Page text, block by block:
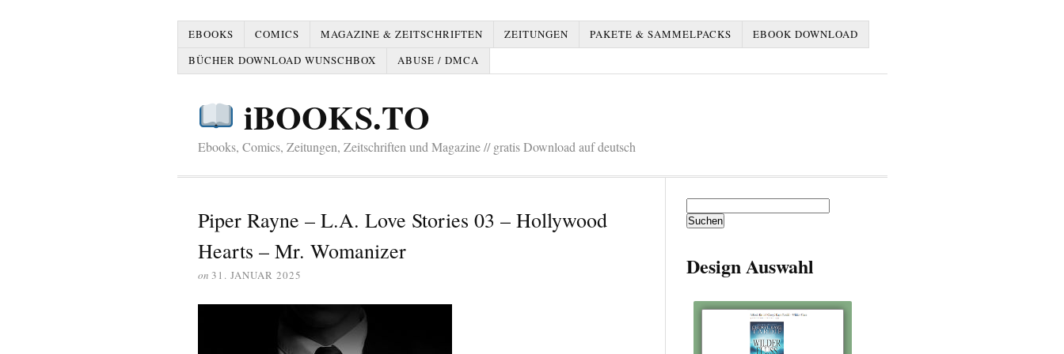
EBOOKS COMICS MAGAZINE & ZEITSCHRIFTEN ZEITUNGEN PAKETE & SAMMELPACKS
EBOOK DOWNLOAD
BÜCHER DOWNLOAD WUNSCHBOX
ABUSE / DMCA
iBOOKS.TO
Ebooks, Comics, Zeitungen, Zeitschriften und Magazine // gratis Download auf deutsch
Piper Rayne – L.A. Love Stories 03 – Hollywood
Hearts – Mr. Womanizer
on 31. JANUAR 2025
nach:
Design Auswahl